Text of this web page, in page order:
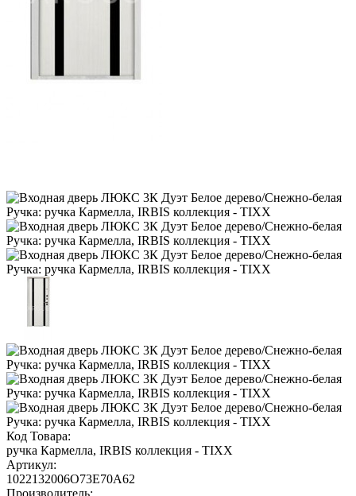
Код Товара:
ручка Кармелла, IRBIS коллекция - TIXX
Артикул:
1022132006O73E70A62
Производитель: